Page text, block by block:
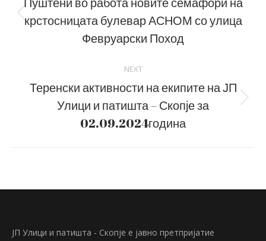
Previous
post:
крстосницата булевар АСНОМ со улица
Февруарски Поход
NEXT
Next
post:
Теренски активности на екипите на ЈП
Улици и патишта – Скопје за
02.09.2024година
ЈП Улици и патишта - Скопје е јавно претпријатие